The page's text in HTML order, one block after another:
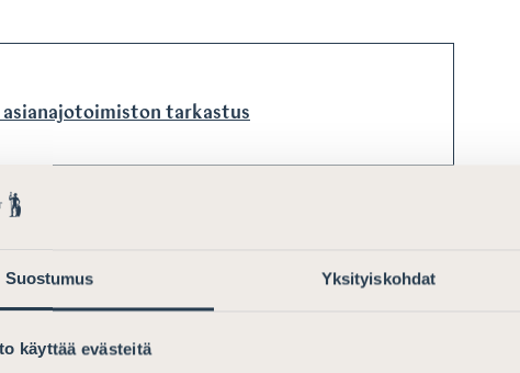
Suostumus Yksityiskohdat
käyttää evästeitä
asianajotoimiston tarkastus
av en ny advokatbyra